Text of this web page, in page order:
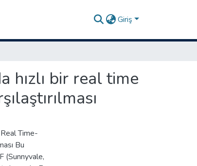
Giriş
hızlı bir real time
Time-
Bu
(Sunnyvale,